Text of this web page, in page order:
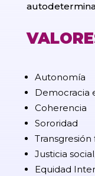
Autonomía
Democracia
Coherencia
Sororidad
Transgresión
Justicia
Equidad